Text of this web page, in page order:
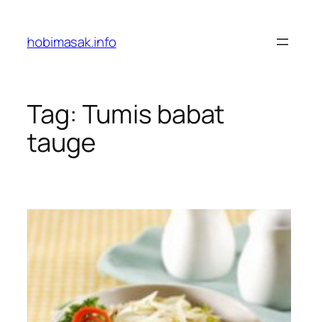
content
hobimasak.info
Tag: Tumis babat
tauge